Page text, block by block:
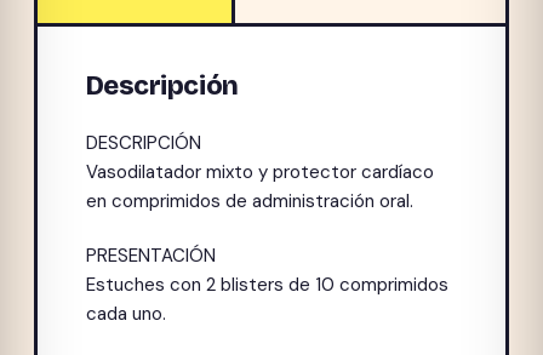
Descripción
DESCRIPCIÓN
Vasodilatador mixto y protector cardíaco
en comprimidos de administración oral.
PRESENTACIÓN
Estuches con 2 blisters de 10 comprimidos
cada uno.